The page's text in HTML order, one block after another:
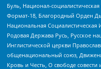
Буль, Национал-
Формат-18, Благородный Орден
Национальная
Родовая Держава Русь, Русское
Инглистической церкви
общенациональный союз,
Кровь и Честь, О свободе